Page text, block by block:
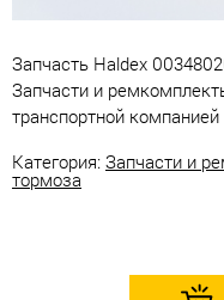
Запчасть Haldex
Запчасти и
транспортной
Категория: Запчасти и
тормоза